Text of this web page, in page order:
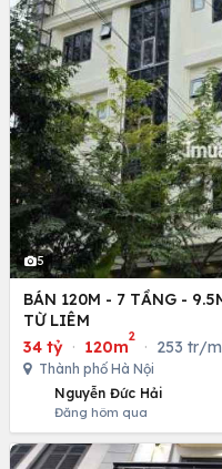
5
BÁN 120M - 7 TẦNG -
TỪ LIÊM
34 tỷ · 120m
2
· 253 tr/m
Thành phố Hà Nội
Nguyễn Đức Hải
Đăng hôm qua